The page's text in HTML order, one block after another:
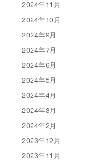
2024年11月
2024年10月
2024年9月
2024年7月
2024年6月
2024年5月
2024年4月
2024年3月
2024年2月
2023年12月
2023年11月